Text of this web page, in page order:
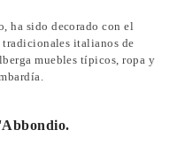
ha sido decorado con el
italianos de
muebles típicos, ropa y